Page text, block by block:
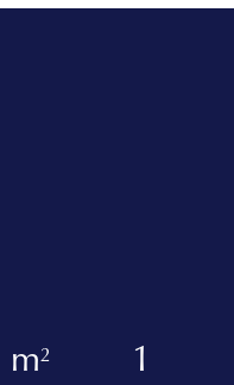
m2 1